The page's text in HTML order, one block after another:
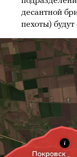
десантной
пехоты)